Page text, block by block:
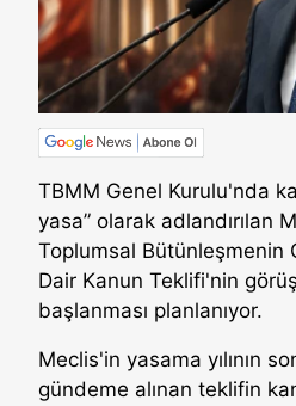
TBMM Genel Kurulu'nda
yasa” olarak adlandırılan
Toplumsal Bütünleşmenin
Dair Kanun Teklifi'nin
başlanması planlanıyor.
Meclis'in yasama yılının
gündeme alınan teklifin